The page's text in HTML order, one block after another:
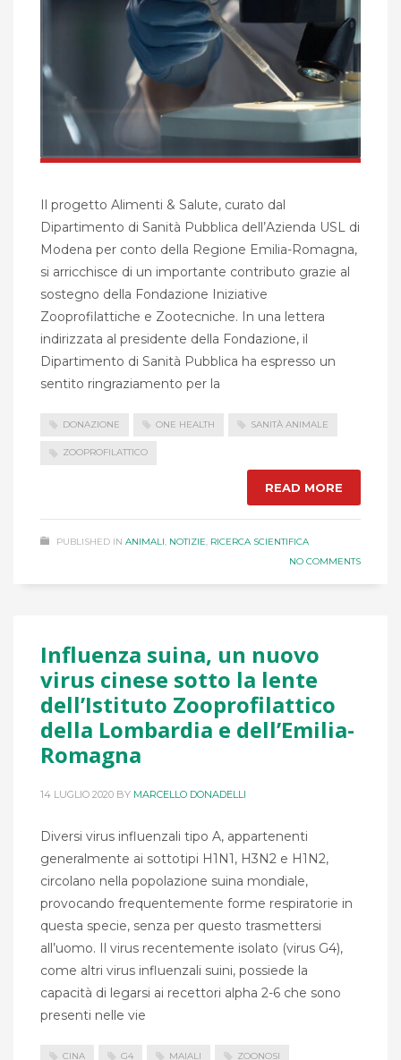
Il progetto Alimenti & Salute, curato dal
Dipartimento di Sanità Pubblica dell’Azienda USL di
Modena per conto della Regione Emilia-Romagna,
si arricchisce di un importante contributo grazie al
sostegno della Fondazione Iniziative
Zooprofilattiche e Zootecniche. In una lettera
indirizzata al presidente della Fondazione, il
Dipartimento di Sanità Pubblica ha espresso un
sentito ringraziamento per la
DONAZIONE ONE HEALTH SANITÀ ANIMALE
ZOOPROFILATTICO
READ MORE
PUBLISHED IN ANIMALI, NOTIZIE, RICERCA SCIENTIFICA
NO COMMENTS
Influenza suina, un nuovo
virus cinese sotto la lente
dell’Istituto Zooprofilattico
della Lombardia e dell’Emilia-
Romagna
14 LUGLIO 2020 BY MARCELLO DONADELLI
Diversi virus influenzali tipo A, appartenenti
generalmente ai sottotipi H1N1, H3N2 e H1N2,
circolano nella popolazione suina mondiale,
provocando frequentemente forme respiratorie in
questa specie, senza per questo trasmettersi
all’uomo. Il virus recentemente isolato (virus G4),
come altri virus influenzali suini, possiede la
capacità di legarsi ai recettori alpha 2-6 che sono
presenti nelle vie
CINA G4 MAIALI ZOONOSI